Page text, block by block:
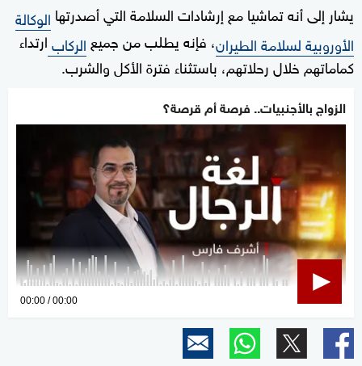
يشار إلى أنه تماشيا مع إرشادات السلامة التي أصدرتها الوكالة
الأوروبية لسلامة الطيران، فإنه يطلب من جميع الركابارتداء
كماماتهم خلال رحلاتهم، باستثناء فترة الأكل والشرب.
الزواج بالأجنبيات.. فرصة أم قرصة؟
0
00:00 00:00